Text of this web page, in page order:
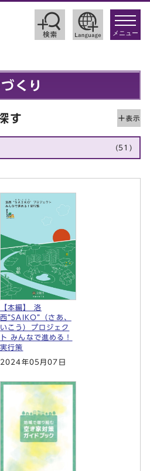
toggle
メニュー
くり
す
(51)
【本編】 洛
西“SAIKO”（さあ、
いこう）プロジェク
ト みんなで進める！
実行策
2024年05月07日